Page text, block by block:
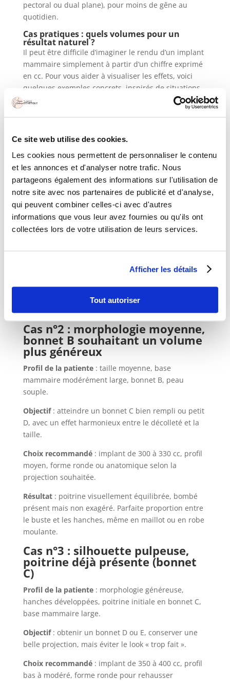
Ce site web utilise des cookies.
Les cookies nous permettent de personnaliser le contenu
et les annonces et d'analyser notre trafic. Nous
partageons également des informations sur l'utilisation de
notre site avec nos partenaires de publicité et d'analyse,
qui peuvent combiner celles-ci avec d'autres
informations que vous leur avez fournies ou qu'ils ont
collectées lors de votre utilisation de leurs services.
Afficher les détails
Tout autoriser
pectoral ou dual plane), pour moins de gêne au
quotidien.
Cas pratiques : quels volumes pour un
résultat naturel ?
Il peut être difficile d’imaginer le rendu d’un implant
mammaire simplement à partir d’un chiffre exprimé
en cc. Pour vous aider à visualiser les effets, voici
quelques exemples concrets, inspirés de situations
fréquemment rencontrées en consultation,
augmentation mammaire en
Cas n°1 : morphologie fine,
petite poitrine (bonnet A)
Profil de la patiente: femme mince, thorax étroit,
petite poitrine naturelle (bonnet A), peau fine, peu
de glande mammaire.
Objectif
: obtenir un bonnet B/C avec un résultat
discret et naturel, sans effet trop bombé.
Résultat: la poitrine est galbée, le décolleté
rehaussé sans paraître disproportionné. À l’œil nu et
Cas n°2 : morphologie moyenne,
bonnet B souhaitant un volume
plus généreux
Profil de la patiente: taille moyenne, base
mammaire modérément large, bonnet B, peau
souple.
Objectif: atteindre un bonnet C bien rempli ou petit
D, avec un effet harmonieux entre le décolleté et la
taille.
Choix recommandé: implant de 300 à 330 cc, profil
moyen, forme ronde ou anatomique selon la
projection souhaitée.
Résultat: poitrine visuellement équilibrée, bombé
présent mais non exagéré. Parfaite proportion entre
le buste et les hanches, même en maillot ou en robe
moulante.
Cas n°3 : silhouette pulpeuse,
poitrine déjà présente (bonnet
C)
Profil de la patiente: morphologie généreuse,
hanches développées, poitrine initiale en bonnet C,
base mammaire large.
Objectif: obtenir un bonnet D ou E, conserver une
belle projection, mais éviter le look « trop fait ».
Choix recommandé: implant de 350 à 400 cc, profil
bas à modéré, forme ronde pour rehausser